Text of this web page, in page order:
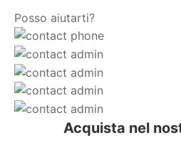
Posso aiutarti?
Acquista nel